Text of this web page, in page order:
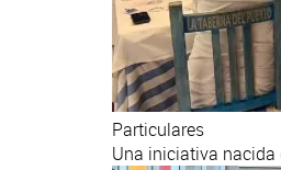
Particulares
Una iniciativa nacida